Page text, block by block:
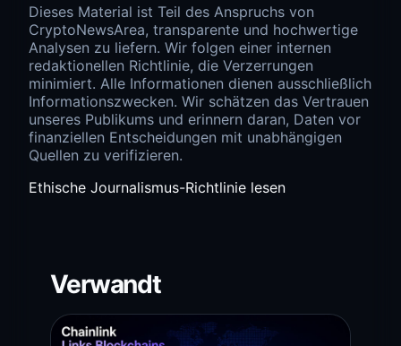
Dieses Material ist Teil des Anspruchs von
CryptoNewsArea, transparente und hochwertige
Analysen zu liefern. Wir folgen einer internen
redaktionellen Richtlinie, die Verzerrungen
minimiert. Alle Informationen dienen ausschließlich
Informationszwecken. Wir schätzen das Vertrauen
unseres Publikums und erinnern daran, Daten vor
finanziellen Entscheidungen mit unabhängigen
Quellen zu verifizieren.
Ethische Journalismus-Richtlinie lesen
Verwandt